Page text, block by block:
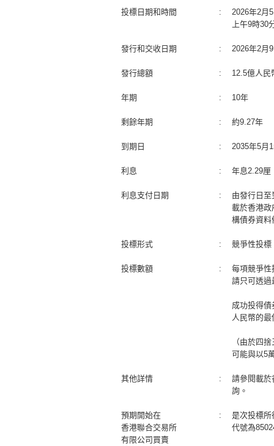
投標日期和時間 :
2026年2月
上午9時30
發行和交收日期 : 2026年2月
發行總額 : 12.5億人民
年期 : 10年
剩餘年期 : 約9.27年
到期日 : 2035年5月
利息 : 年息2.29厘
利息支付日期 :
由發行日
載於香港政
構債券資料
投標形式 : 競爭性投標
投標數額 :
每項競爭性
請只可透過
成功投得
人民幣的
（由於四
可能與以5
其他詳情 :
請參閱載於
詢。
預期開始在
香港聯合交易所
有限公司買賣
:
是次投標所
代號為